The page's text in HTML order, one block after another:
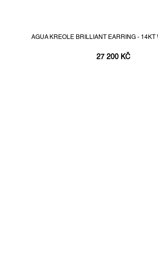
AGUA KREOLE BRILLIANT EARRING - 14KT
27 200 KČ